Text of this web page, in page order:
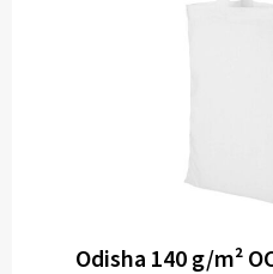
Odisha 140 g/m²